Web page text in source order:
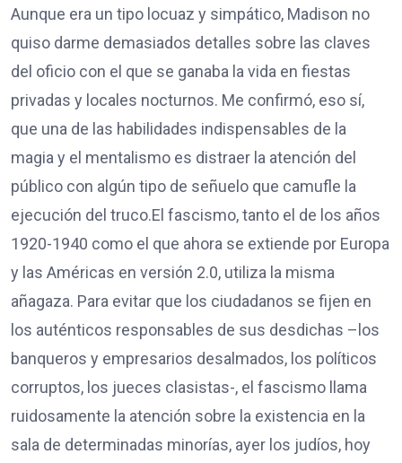
Aunque era un tipo locuaz y simpático, Madison no
quiso darme demasiados detalles sobre las claves
del oficio con el que se ganaba la vida en fiestas
privadas y locales nocturnos. Me confirmó, eso sí,
que una de las habilidades indispensables de la
magia y el mentalismo es distraer la atención del
público con algún tipo de señuelo que camufle la
ejecución del truco.El fascismo, tanto el de los años
1920-1940 como el que ahora se extiende por Europa
y las Américas en versión 2.0, utiliza la misma
añagaza. Para evitar que los ciudadanos se fijen en
los auténticos responsables de sus desdichas –los
banqueros y empresarios desalmados, los políticos
corruptos, los jueces clasistas-, el fascismo llama
ruidosamente la atención sobre la existencia en la
sala de determinadas minorías, ayer los judíos, hoy